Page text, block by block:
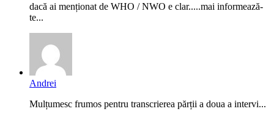
dacă ai menționat de WHO / NWO e clar.....mai informează-
te...
Andrei
Mulțumesc frumos pentru transcrierea părții a doua a intervi...